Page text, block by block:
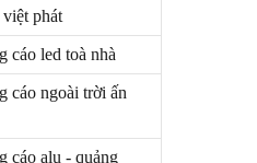
phát
cáo led toà nhà